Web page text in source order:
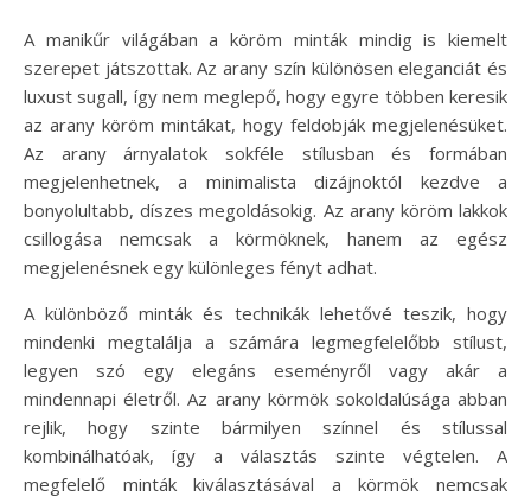
A manikűr világában a köröm minták mindig is kiemelt
szerepet játszottak. Az arany szín különösen eleganciát és
luxust sugall, így nem meglepő, hogy egyre többen keresik
az arany köröm mintákat, hogy feldobják megjelenésüket.
Az arany árnyalatok sokféle stílusban és formában
megjelenhetnek, a minimalista dizájnoktól kezdve a
bonyolultabb, díszes megoldásokig. Az arany köröm lakkok
csillogása nemcsak a körmöknek, hanem az egész
megjelenésnek egy különleges fényt adhat.
A különböző minták és technikák lehetővé teszik, hogy
mindenki megtalálja a számára legmegfelelőbb stílust,
legyen szó egy elegáns eseményről vagy akár a
mindennapi életről. Az arany körmök sokoldalúsága abban
rejlik, hogy szinte bármilyen színnel és stílussal
kombinálhatóak, így a választás szinte végtelen. A
megfelelő minták kiválasztásával a körmök nemcsak